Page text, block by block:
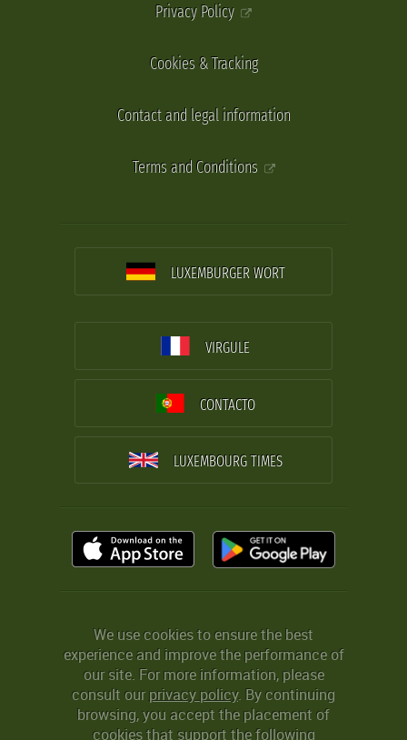
Privacy Policy
Cookies & Tracking
Contact and legal information
Terms and Conditions
LUXEMBURGER WORT
VIRGULE
CONTACTO
LUXEMBOURG TIMES
We use cookies to ensure the best
experience and improve the performance of
our site. For more information, please
consult ourprivacy policy. By continuing
browsing, you accept the placement of
cookies that support the following